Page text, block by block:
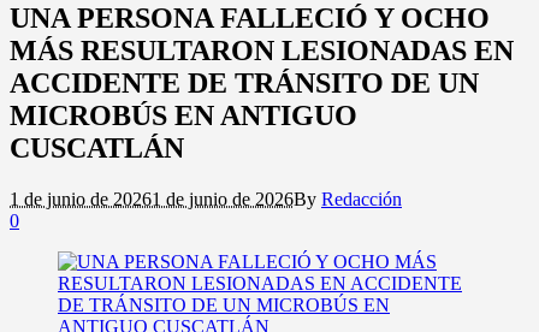
UNA PERSONA FALLECIÓ Y OCHO
MÁS RESULTARON LESIONADAS EN
ACCIDENTE DE TRÁNSITO DE UN
MICROBÚS EN ANTIGUO
CUSCATLÁN
1 de junio de 20261 de junio de 2026By Redacción
0